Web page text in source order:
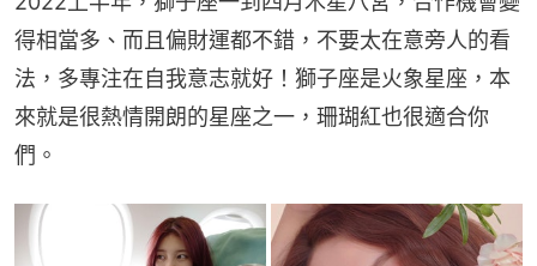
得相當多、而且偏財運都不錯，不要太在意旁人的看
法，多專注在自我意志就好！獅子座是火象星座，本
來就是很熱情開朗的星座之一，珊瑚紅也很適合你
們。